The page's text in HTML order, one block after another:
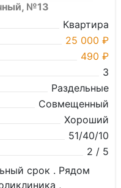
№13
Квартира
25 000 ₽
490 ₽
3
Раздельные
Совмещенный
Хороший
51/40/10
2 / 5
срок . Рядом
,